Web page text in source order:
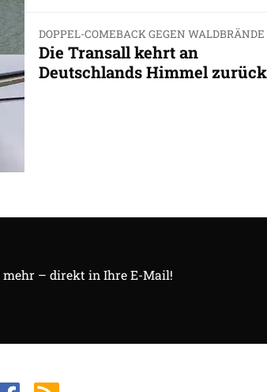
DOPPEL-COMEBACK GEGEN WALDBRÄNDE
Die Transall kehrt an
Deutschlands Himmel
– direkt in Ihre E-Mail!